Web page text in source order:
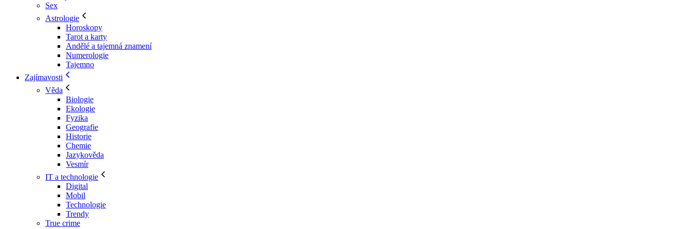
Sex
Astrologie
Horoskopy
Tarot a karty
Andělé a tajemná znamení
Numerologie
Tajemno
Zajímavosti
Věda
Biologie
Ekologie
Fyzika
Geografie
Historie
Chemie
Jazykověda
Vesmír
IT a technologie
Digital
Mobil
Technologie
Trendy
True crime